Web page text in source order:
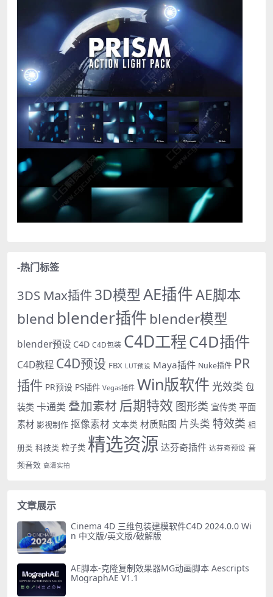
-热门标签
3DS Max插件3D模型AE插件AE脚本
blend blender插件 blender模型
blender预设 C4D C4D包装 C4D工程C4D插件
C4D教程 C4D预设 FBX LUT预设 Maya插件 Nuke插件 PR
插件 PR预设 PS插件 Vegas插件 Win版软件 光效类 包
装类 卡通类 叠加素材 后期特效 图形类 宣传类 平面
素材 影视制作 抠像素材 文本类 材质贴图 片头类 特效类 相
册类 科技类 粒子类 精选资源 达芬奇插件 达芬奇预设 音
频音效 高清实拍
文章展示
Cinema 4D 三维包装建模软件C4D 2024.0.0 Wi
n 中文版/英文版/破解版
AE脚本-克隆复制效果器MG动画脚本 Aescripts
MographAE V1.1